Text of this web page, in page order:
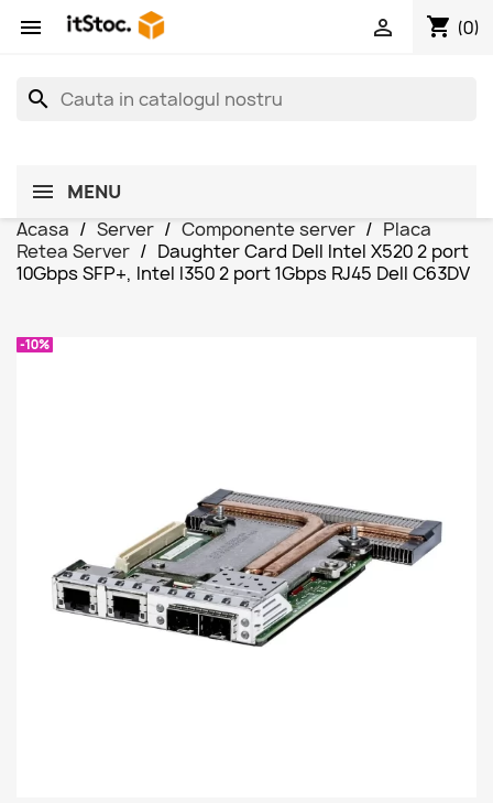
 shopping_cart (0)

search
MENU
Acasa
Server Componente server
Placa
Retea Server
Daughter Card Dell Intel X520 2 port
10Gbps SFP+, Intel I350 2 port 1Gbps RJ45 Dell C63DV
-10%